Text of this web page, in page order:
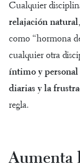
Cualquier
relajación natural
como “hormona
cualquier otra
íntimo y personal
diarias y la
regla.
Aumenta